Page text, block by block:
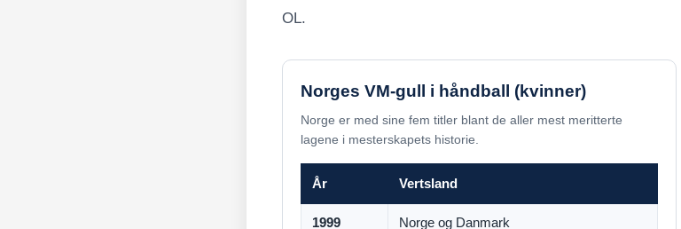
OL.
Norges VM-gull i håndball (kvinner)
Norge er med sine fem titler blant de aller mest meritterte
lagene i mesterskapets historie.
År Vertsland
1999 Norge og Danmark